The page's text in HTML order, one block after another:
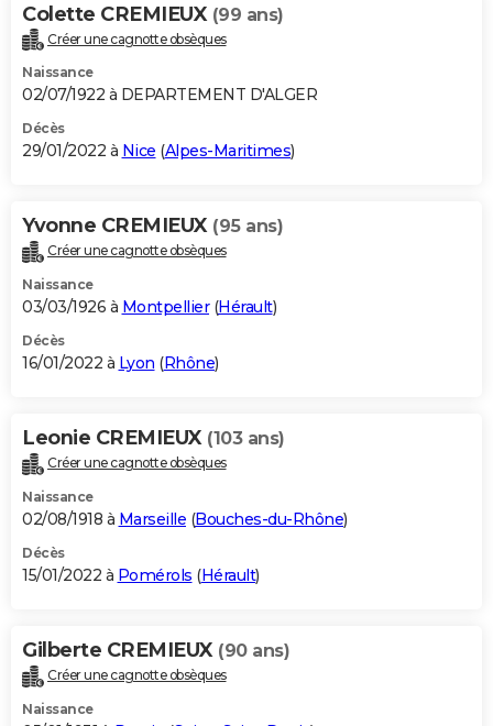
Colette CREMIEUX (99 ans)
Créer une cagnotte obsèques
Naissance
02/07/1922 à DEPARTEMENT D'ALGER
Décès
29/01/2022 à Nice (Alpes-Maritimes)
Yvonne CREMIEUX (95 ans)
Créer une cagnotte obsèques
Naissance
03/03/1926 à Montpellier(Hérault)
Décès
16/01/2022 à Lyon (Rhône)
Leonie CREMIEUX (103 ans)
Créer une cagnotte obsèques
Naissance
02/08/1918 à Marseille (Bouches-du-Rhône)
Décès
15/01/2022 à Pomérols (Hérault)
Gilberte CREMIEUX (90 ans)
Créer une cagnotte obsèques
Naissance